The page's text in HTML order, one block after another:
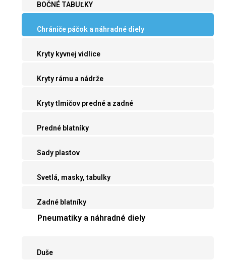
BOČNÉ TABUĽKY
Chrániče páčok a náhradné diely
Kryty kyvnej vidlice
Kryty rámu a nádrže
Kryty tlmičov predné a zadné
Predné blatníky
Sady plastov
Svetlá, masky, tabulky
Zadné blatníky
Pneumatiky a náhradné diely
Duše